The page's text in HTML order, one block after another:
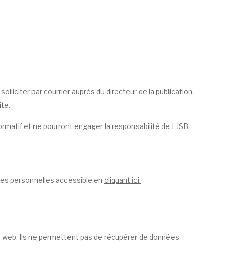
par courrier auprès du directeur de la publication.
et ne pourront engager la responsabilité de LJSB
personnelles accessible en cliquant ici.
Ils ne permettent pas de récupérer de données